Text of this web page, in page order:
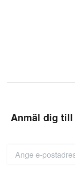
Anmäl dig